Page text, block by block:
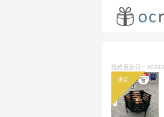
最終更新日：
決定